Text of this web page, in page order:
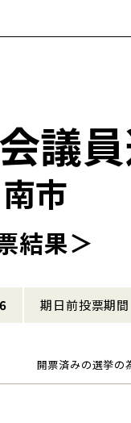
議
市
結果＞
期日前投票期間
開票済みの選挙の